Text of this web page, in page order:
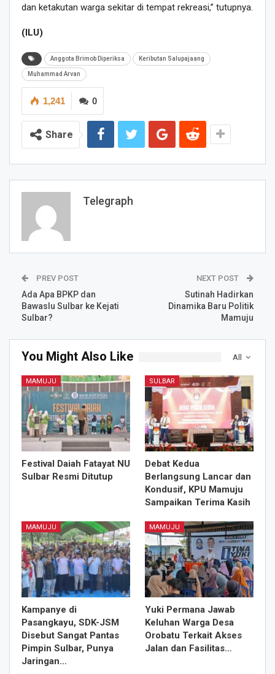
dan ketakutan warga sekitar di tempat rekreasi,” tutupnya.
(ILU)
Anggota Brimob Diperiksa Keributan Salupajaang
Muhammad Arvan
0
1,241
Share
Telegraph
PREV POST
Ada Apa BPKP dan
Bawaslu Sulbar ke Kejati
Sulbar?
NEXT POST
Sutinah Hadirkan
Dinamika Baru Politik
Mamuju
All
You Might Also Like
MAMUJU
Festival Daiah Fatayat NU
Sulbar Resmi Ditutup
SULBAR
Debat Kedua
Berlangsung Lancar dan
Kondusif, KPU Mamuju
Sampaikan Terima Kasih
MAMUJU
Kampanye di
Pasangkayu, SDK-JSM
Disebut Sangat Pantas
Pimpin Sulbar, Punya
Jaringan…
MAMUJU
Yuki Permana Jawab
Keluhan Warga Desa
Orobatu Terkait Akses
Jalan dan Fasilitas…